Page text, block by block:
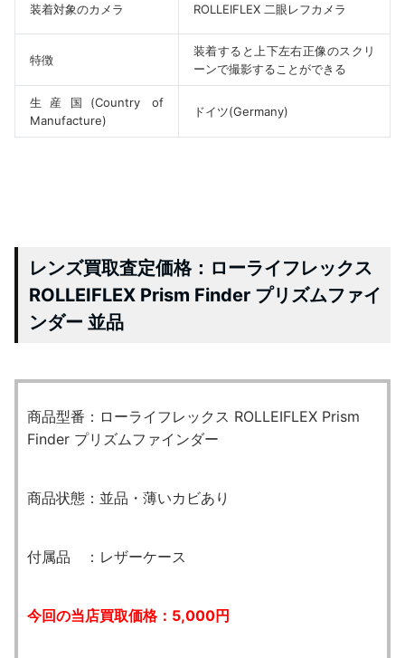
装着対象のカメラ ROLLEIFLEX 二眼レフカメラ
特徴
装着すると上下左右正像のスクリ
ーンで撮影することができる
生産国(Country of
Manufacture)
ドイツ(Germany)
レンズ買取査定価格：ローライフレックス
ROLLEIFLEX Prism Finder プリズムファイ
ンダー 並品
商品型番：ローライフレックス ROLLEIFLEX Prism
Finder プリズムファインダー
商品状態：並品・薄いカビあり
付属品 ：レザーケース
今回の当店買取価格：5,000円